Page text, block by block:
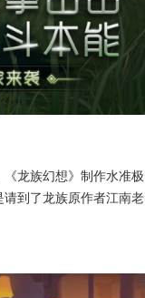
龙族幻想》制作水准极
到了龙族原作者江南老